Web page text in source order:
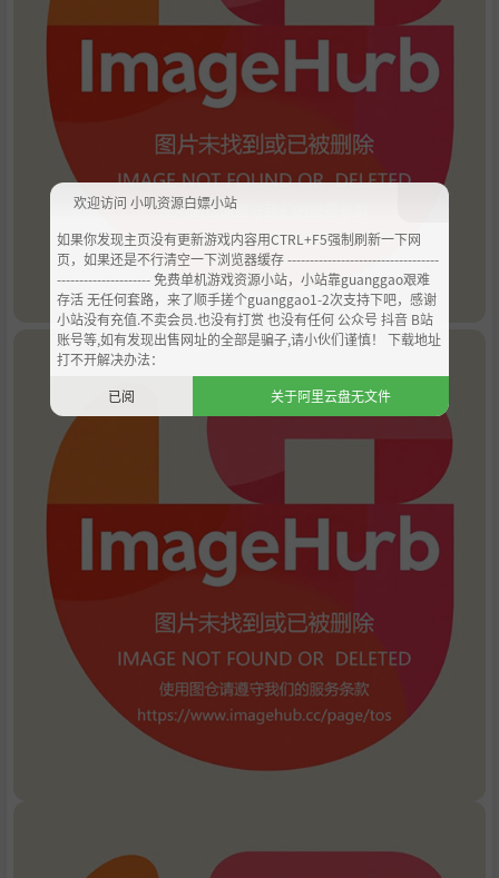
欢迎访问 小叽资源白嫖小站
如果你发现主页没有更新游戏内容用CTRL+F5强制刷新一下网
页，如果还是不行清空一下浏览器缓存 ----------------------------------
--------------------- 免费单机游戏资源小站，小站靠guanggao艰难
存活 无任何套路，来了顺手搓个guanggao1-2次支持下吧，感谢
小站没有充值.不卖会员.也没有打赏 也没有任何 公众号 抖音 B站
账号等,如有发现出售网址的全部是骗子,请小伙们谨慎！ 下载地址
打不开解决办法：
已阅
关于阿里云盘无文件